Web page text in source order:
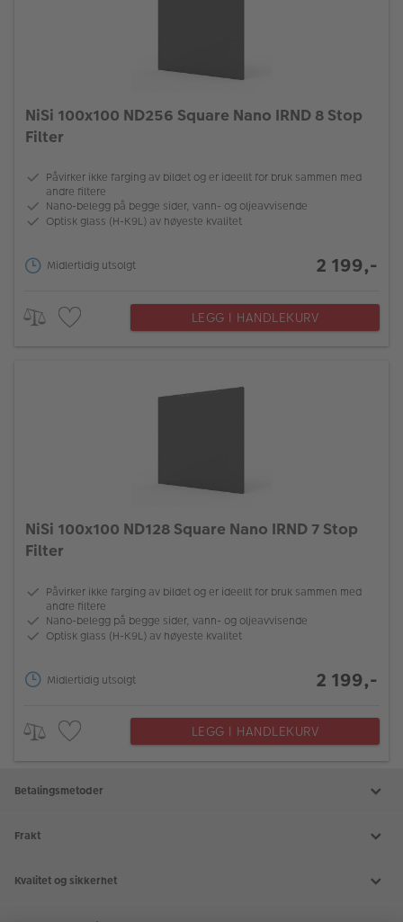
NiSi 100x100 ND256 Square Nano IRND 8 Stop
Filter
Påvirker ikke farging av bildet og er ideellt for bruk sammen med
andre filtere
Nano-belegg på begge sider, vann- og oljeavvisende
Optisk glass (H-K9L) av høyeste kvalitet
Midlertidig utsolgt 2 199,-
LEGG I HANDLEKURV
NiSi 100x100 ND128 Square Nano IRND 7 Stop
Filter
Påvirker ikke farging av bildet og er ideellt for bruk sammen med
andre filtere
Nano-belegg på begge sider, vann- og oljeavvisende
Optisk glass (H-K9L) av høyeste kvalitet
Midlertidig utsolgt 2 199,-
LEGG I HANDLEKURV
Betalingsmetoder
Frakt
Kvalitet og sikkerhet